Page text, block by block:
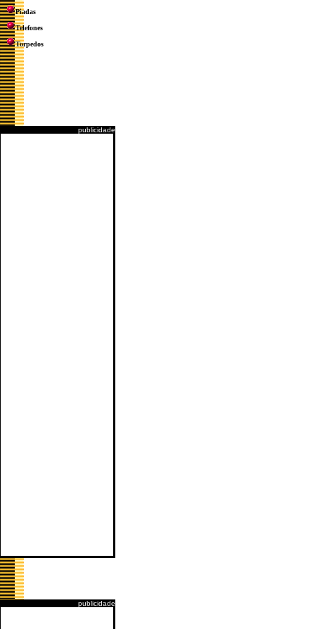
Piadas
Telefones
Torpedos
publicidade
publicidade